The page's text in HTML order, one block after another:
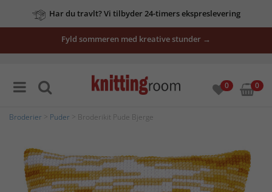
Har du travlt? Vi tilbyder 24-timers ekspreslevering
Fyld sommeren med kreative stunder →
0 0
Broderier Puder > Broderikit Pude Bjerge